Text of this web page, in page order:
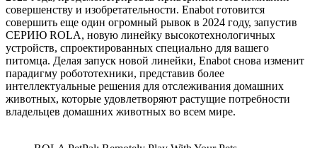
совершенству и изобретательности. Enabot готовится
совершить еще один огромный рывок в 2024 году, запустив
СЕРИЮ ROLA, новую линейку высокотехнологичных
устройств, спроектированных специально для вашего
питомца. Делая запуск новой линейки, Enabot снова изменит
парадигму робототехники, представив более
интеллектуальные решения для отслеживания домашних
животных, которые удовлетворяют растущие потребности
владельцев домашних животных во всем мире.